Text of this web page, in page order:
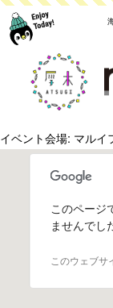
イベント会場: マルイ
このページ
ませんでし
このウェブサ